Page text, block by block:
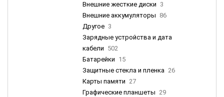
Внешние жесткие диски 3
Внешние аккумуляторы 86
Другое 3
Зарядные устройства и дата
кабели 502
Батарейки 15
Защитные стекла и пленка 26
Карты памяти 27
Графические планшеты 29